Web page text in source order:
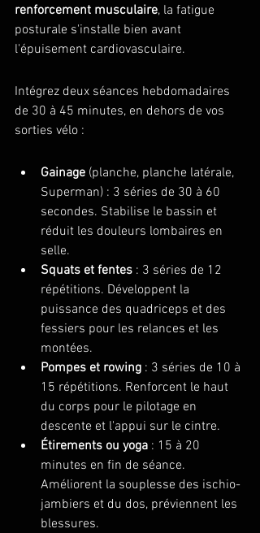
renforcement musculaire, la fatigue
posturale s'installe bien avant
l'épuisement cardiovasculaire.
Intégrez deux séances hebdomadaires
de 30 à 45 minutes, en dehors de vos
sorties vélo :
Gainage (planche, planche latérale,
Superman) : 3 séries de 30 à 60
secondes. Stabilise le bassin et
réduit les douleurs lombaires en
selle.
Squats et fentes : 3 séries de 12
répétitions. Développent la
puissance des quadriceps et des
fessiers pour les relances et les
montées.
Pompes et rowing : 3 séries de 10 à
15 répétitions. Renforcent le haut
du corps pour le pilotage en
descente et l'appui sur le cintre.
Étirements ou yoga : 15 à 20
minutes en fin de séance.
Améliorent la souplesse des ischio-
jambiers et du dos, préviennent les
blessures.